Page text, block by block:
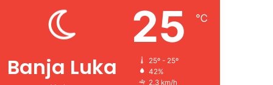
Banja Luka
25 ℃
25º - 25º
42%
2.3 km/h